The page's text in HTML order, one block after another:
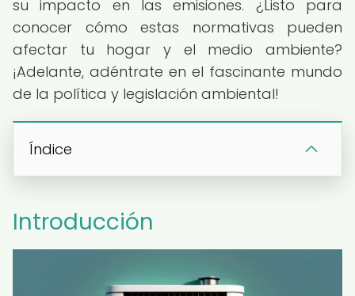
su impacto en las emisiones. ¿Listo para
conocer cómo estas normativas pueden
afectar tu hogar y el medio ambiente?
¡Adelante, adéntrate en el fascinante mundo
de la política y legislación ambiental!
Índice
Introducción